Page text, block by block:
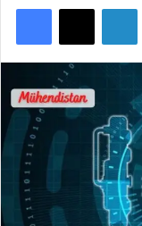
Facebook
X